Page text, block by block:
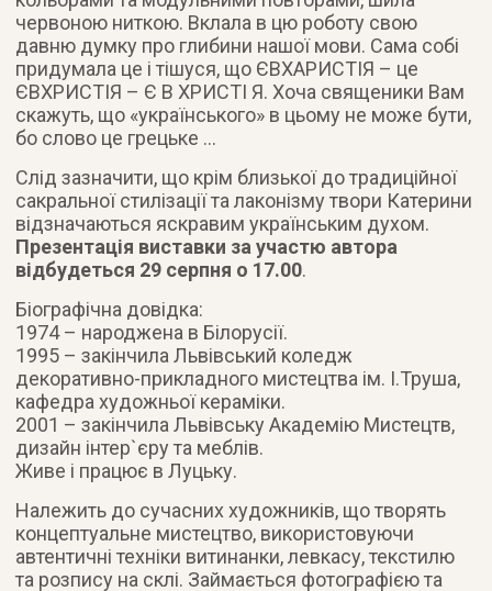
червоною ниткою. Вклала в цю роботу свою
давню думку про глибини нашої мови. Сама собі
придумала це і тішуся, що ЄВХАРИСТІЯ – це
ЄВХРИСТІЯ – Є В ХРИСТІ Я. Хоча священики Вам
скажуть, що «українського» в цьому не може бути,
бо слово це грецьке …
Слід зазначити, що крім близької до традиційної
сакральної стилізації та лаконізму твори Катерини
відзначаються яскравим українським духом.
Презентація виставки за участю автора
відбудеться 29 серпня о 17.00.
Біографічна довідка:
1974 – народжена в Білорусії.
1995 – закінчила Львівський коледж
декоративно-прикладного мистецтва ім. І.Труша,
кафедра художньої кераміки.
2001 – закінчила Львівську Академію Мистецтв,
дизайн інтер`єру та меблів.
Живе і працює в Луцьку.
Належить до сучасних художників, що творять
концептуальне мистецтво, використовуючи
автентичні техніки витинанки, левкасу, текстилю
та розпису на склі. Займається фотографією та